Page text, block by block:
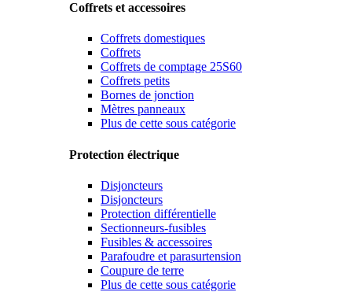
Coffrets et accessoires
Coffrets domestiques
Coffrets
Coffrets de comptage 25S60
Coffrets petits
Bornes de jonction
Mètres panneaux
Plus de cette sous catégorie
Protection électrique
Disjoncteurs
Disjoncteurs
Protection différentielle
Sectionneurs-fusibles
Fusibles & accessoires
Parafoudre et parasurtension
Coupure de terre
Plus de cette sous catégorie